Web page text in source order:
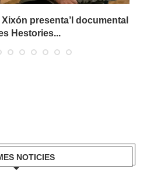
presenta’l documental
Hestories...
NOTICIES